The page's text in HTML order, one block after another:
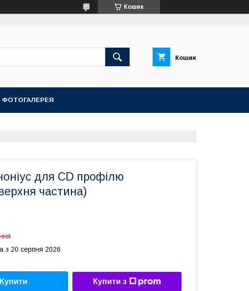
Кошик
Кошик
ФОТОГАЛЕРЕЯ
для CD профілю
частина)
з 20 серпня 2026
Купити Купити з